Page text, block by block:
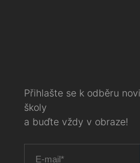
Přihlašte se k odběru
školy
a buďte vždy v obraze!